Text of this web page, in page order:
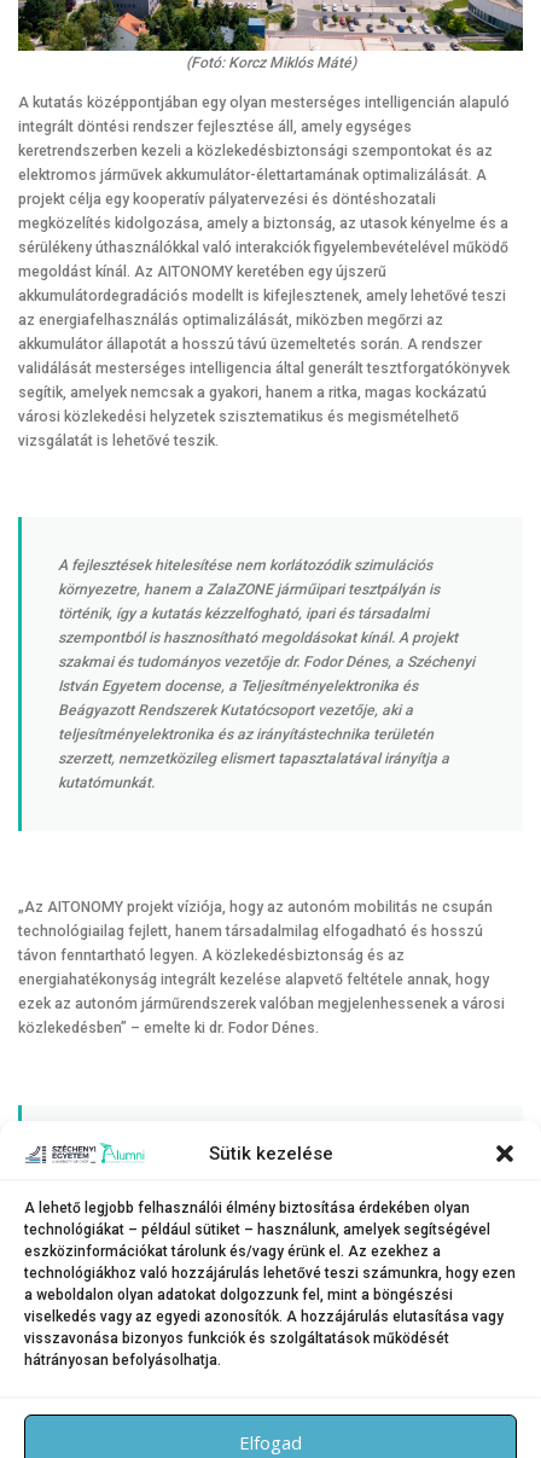
Sütik kezelése
A lehető legjobb felhasználói élmény biztosítása érdekében olyan
technológiákat – például sütiket – használunk, amelyek segítségével
eszközinformációkat tárolunk és/vagy érünk el. Az ezekhez a
technológiákhoz való hozzájárulás lehetővé teszi számunkra, hogy ezen
a weboldalon olyan adatokat dolgozzunk fel, mint a böngészési
viselkedés vagy az egyedi azonosítók. A hozzájárulás elutasítása vagy
visszavonása bizonyos funkciók és szolgáltatások működését
hátrányosan befolyásolhatja.
Elfogad
(Fotó: Korcz Miklós Máté)
A kutatás középpontjában egy olyan mesterséges intelligencián alapuló
integrált döntési rendszer fejlesztése áll, amely egységes
keretrendszerben kezeli a közlekedésbiztonsági szempontokat és az
elektromos járművek akkumulátor-élettartamának optimalizálását. A
projekt célja egy kooperatív pályatervezési és döntéshozatali
megközelítés kidolgozása, amely a biztonság, az utasok kényelme és a
sérülékeny úthasználókkal való interakciók figyelembevételével működő
megoldást kínál. Az AITONOMY keretében egy újszerű
akkumulátordegradációs modellt is kifejlesztenek, amely lehetővé teszi
az energiafelhasználás optimalizálását, miközben megőrzi az
akkumulátor állapotát a hosszú távú üzemeltetés során. A rendszer
validálását mesterséges intelligencia által generált tesztforgatókönyvek
segítik, amelyek nemcsak a gyakori, hanem a ritka, magas kockázatú
városi közlekedési helyzetek szisztematikus és megismételhető
vizsgálatát is lehetővé teszik.
A fejlesztések hitelesítése nem korlátozódik szimulációs
környezetre, hanem a ZalaZONE járműipari tesztpályán is
történik, így a kutatás kézzelfogható, ipari és társadalmi
szempontból is hasznosítható megoldásokat kínál. A projekt
szakmai és tudományos vezetője dr. Fodor Dénes, a Széchenyi
István Egyetem docense, a Teljesítményelektronika és
Beágyazott Rendszerek Kutatócsoport vezetője, aki a
teljesítményelektronika és az irányítástechnika területén
szerzett, nemzetközileg elismert tapasztalatával irányítja a
kutatómunkát.
„Az AITONOMY projekt víziója, hogy az autonóm mobilitás ne csupán
technológiailag fejlett, hanem társadalmilag elfogadható és hosszú
távon fenntartható legyen. A közlekedésbiztonság és az
energiahatékonyság integrált kezelése alapvető feltétele annak, hogy
ezek az autonóm járműrendszerek valóban megjelenhessenek a városi
közlekedésben” – emelte ki dr. Fodor Dénes.
A projekt megvalósításával a Széchenyi István Egyetem tovább
az elektromobilitás és a mesterséges intelligencia alkalmazása
területén, miközben hozzájárul a biztonságosabb, tisztább és
fenntarthatóbb közlekedési megoldások kialakításához.
KATEGÓRIA:HÍREK